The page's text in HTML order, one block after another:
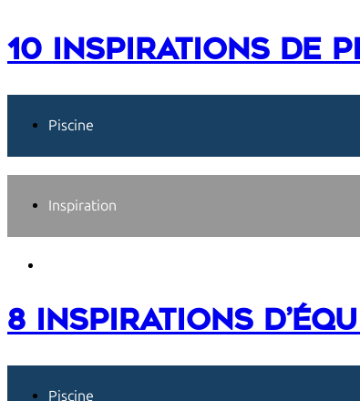
10 inspirations de
Piscine
Inspiration
8 inspirations
Piscine